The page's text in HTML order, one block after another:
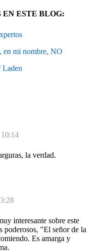
EN ESTE BLOG:
en mi nombre, NO
Laden
la verdad.
interesante sobre este
poderosos, "El señor de la
Es amarga y